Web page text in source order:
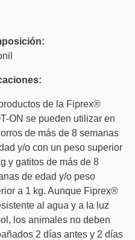
de la Fiprex®
ON se pueden utilizar en
de más de 8 semanas
y/o con un peso superior
y gatitos de más de 8
de edad y/o peso
a 1 kg. Aunque Fiprex®
al agua y a la luz
los animales no deben
2 días antes y 2 días